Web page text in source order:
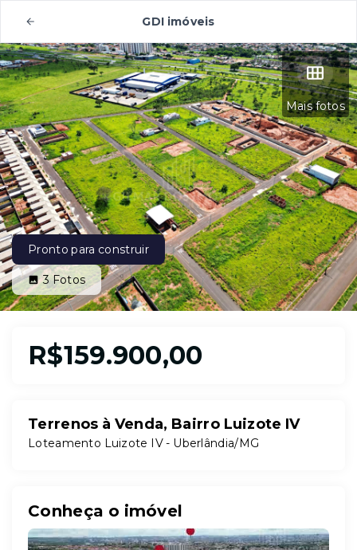
GDI imóveis
Mais fotos
Pronto para construir
3Fotos
R$159.900,00
Terrenos à Venda, Bairro Luizote IV
Loteamento Luizote IV - Uberlândia/MG
Conheça o imóvel